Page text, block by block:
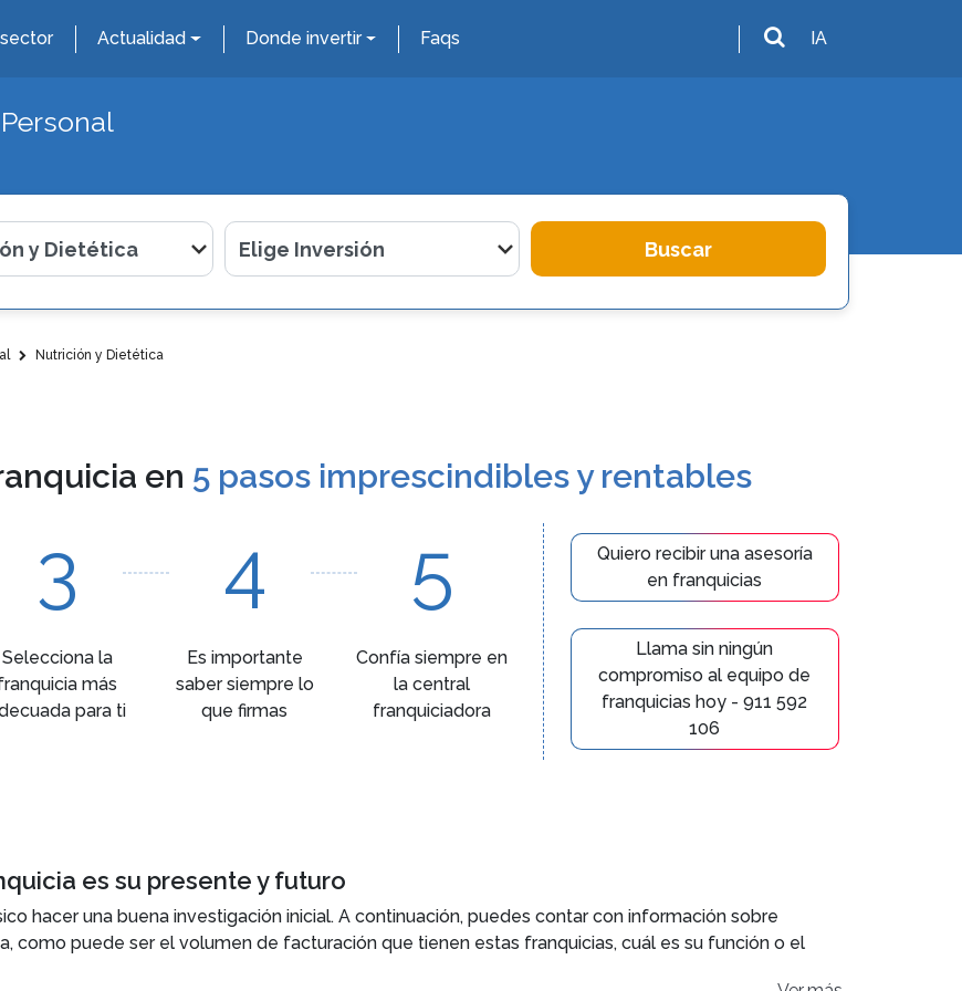
Actualidad Donde invertir Faqs IA
Buscar
Nutrición y Dietética
en 5 pasos imprescindibles y rentables
3
Selecciona la
más
para ti
4
Es importante
saber siempre lo
que firmas
5
Confía siempre en
la central
franquiciadora
Quiero recibir una asesoría
en franquicias
Llama sin ningún
compromiso al equipo de
franquicias hoy - 911 592
106
es su presente y futuro
hacer una buena investigación inicial. A continuación, puedes contar con información sobre
como puede ser el volumen de facturación que tienen estas franquicias, cuál es su función o el